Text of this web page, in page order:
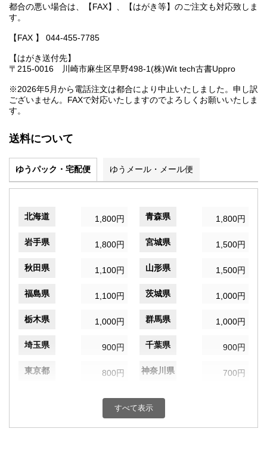
都合の悪い場合は、【FAX】、【はがき等】のご注文も対応致しま
す。
【FAX 】 044-455-7785
【はがき送付先】
〒215-0016 川崎市麻生区早野498-1(株)Wit tech古書Uppro
※2026年5月から電話注文は都合により中止いたしました。申し訳
ございません。FAXで対応いたしますのでよろしくお願いいたしま
す。
送料について
ゆうパック・宅配便 ゆうメール・メール便
北海道 1,800円 青森県 1,800円
岩手県 1,800円 宮城県 1,500円
秋田県 1,100円 山形県 1,500円
福島県 1,100円 茨城県 1,000円
栃木県 1,000円 群馬県 1,000円
埼玉県 900円 千葉県 900円
東京都 800円 神奈川県 700円
1,100円 富山県
すべて表示